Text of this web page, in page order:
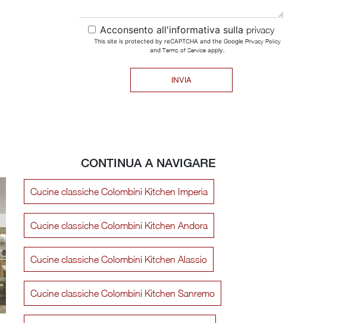
Acconsento all'informativa sulla privacy
This site is protected by reCAPTCHA and the Google Privacy Policy
and Terms of Serviceapply.
INVIA
CONTINUA A NAVIGARE
Cucine classiche Colombini Kitchen Imperia
Cucine classiche Colombini Kitchen Andora
Cucine classiche Colombini Kitchen Alassio
Cucine classiche Colombini Kitchen Sanremo